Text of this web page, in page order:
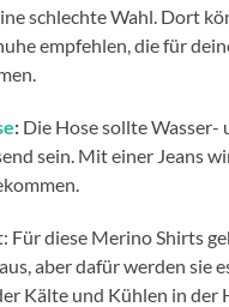
schlechte Wahl. Dort
empfehlen, die für
: Die Hose sollte Wasser-
sein. Mit einer Jeans
Für diese Merino Shirts
aber dafür werden sie
Kälte und Kühlen in der